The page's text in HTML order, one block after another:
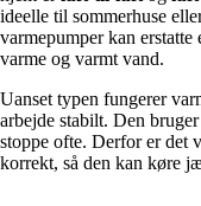
ideelle til sommerhuse
varmepumper kan
varme og varmt vand.
Uanset typen fungerer
arbejde stabilt. Den
stoppe ofte. Derfor er det
korrekt, så den kan køre